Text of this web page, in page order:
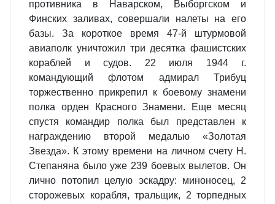
противника в Наварском, Выборгском и
Финских заливах, совершали налеты на его
базы. За короткое время 47-й штурмовой
авиаполк уничтожил три десятка фашистских
кораблей и судов. 22 июля 1944 г.
командующий флотом адмирал Трибуц
торжественно прикрепил к боевому знамени
полка орден Красного Знамени. Еще месяц
спустя командир полка был представлен к
награждению второй медалью «Золотая
Звезда». К этому времени на личном счету Н.
Степаняна было уже 239 боевых вылетов. Он
лично потопил целую эскадру: миноносец, 2
сторожевых корабля, тральщик, 2 торпедных